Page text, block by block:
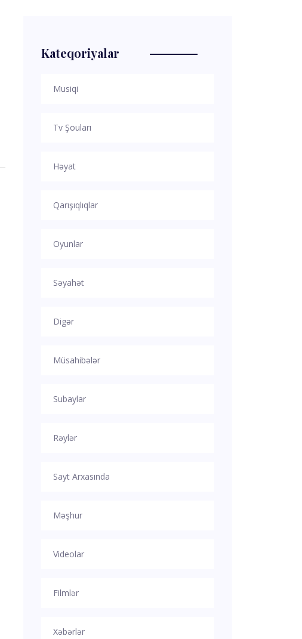
Kateqoriyalar
Musiqi
Tv Şouları
Həyat
Qarışıqlıqlar
Oyunlar
Səyahət
Digər
Müsahibələr
Subaylar
Rəylər
Sayt Arxasında
Məşhur
Videolar
Filmlər
Xəbərlər